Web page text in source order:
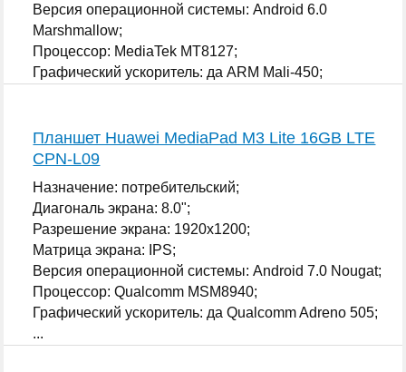
Версия операционной системы: Android 6.0
Marshmallow;
Процессор: MediaTek MT8127;
Графический ускоритель: да ARM Mali-450;
Планшет Huawei MediaPad M3 Lite 16GB LTE
CPN-L09
Назначение: потребительский;
Диагональ экрана: 8.0";
Разрешение экрана: 1920x1200;
Матрица экрана: IPS;
Версия операционной системы: Android 7.0 Nougat;
Процессор: Qualcomm MSM8940;
Графический ускоритель: да Qualcomm Adreno 505;
...